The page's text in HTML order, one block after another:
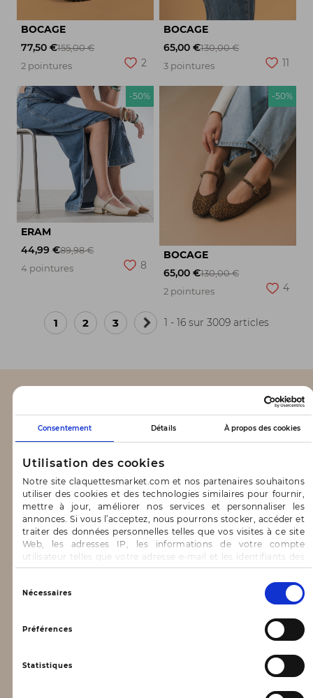
Consentement Détails À propos des cookies
Utilisation des cookies
Notre site claquettesmarket.com et nos partenaires souhaitons
utiliser des cookies et des technologies similaires pour fournir,
mettre à jour, améliorer nos services et personnaliser les
annonces. Si vous l’acceptez, nous pourrons stocker, accéder et
traiter des données personnelles telles que vos visites à ce site
Web, les adresses IP, les informations de votre compte
utilisateur telles que votre adresse e-mail et les identifiants des
cookies.
Vous avez le choix d’« Accepter » pour consentir à ces
utilisations, de « Refuser » pour vous y opposer ou
de sélectionner vos préférences concernant chaque catégorie
de cookie en cliquant sur « Valider la sélection » pour valider vos
options. Vous pouvez à tout moment modifier vos préférences
Nécessaires
Préférences
Statistiques
BOCAGE
77,50 €155,00 €
2 pointures
2
BOCAGE
65,00 €130,00 €
3 pointures
11
-50%
ERAM
44,99 €89,98 €
4 pointures
8
-50%
BOCAGE
65,00 €130,00 €
2 pointures
4
1 2 3
Page
1 - 16 sur 3009 articles
CLAQUETTES MARKET
Blog
CONTACT & AIDE
FAQ
Nous contacter
INFORMATIONS
Mentions légales
Données personnelles, vie privée